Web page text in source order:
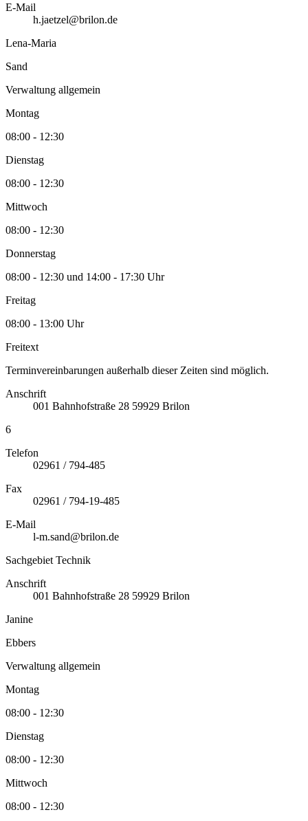
E-Mail
h.jaetzel@brilon.de
Lena-Maria
Sand
Verwaltung allgemein
Montag
08:00 - 12:30
Dienstag
08:00 - 12:30
Mittwoch
08:00 - 12:30
Donnerstag
08:00 - 12:30 und 14:00 - 17:30 Uhr
Freitag
08:00 - 13:00 Uhr
Freitext
Terminvereinbarungen außerhalb dieser Zeiten sind möglich.
Anschrift
001 Bahnhofstraße 28 59929 Brilon
6
Telefon
02961 / 794-485
Fax
02961 / 794-19-485
E-Mail
l-m.sand@brilon.de
Sachgebiet Technik
Anschrift
001 Bahnhofstraße 28 59929 Brilon
Janine
Ebbers
Verwaltung allgemein
Montag
08:00 - 12:30
Dienstag
08:00 - 12:30
Mittwoch
08:00 - 12:30